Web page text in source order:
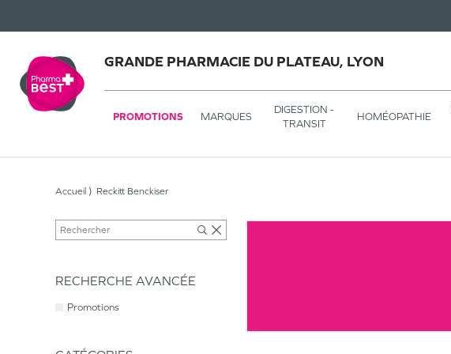
GRANDE PHARMACIE DU PLATEAU, LYON
PROMOTIONS MARQUES
DIGESTION -
TRANSIT
HOMÉOPATHIE
Accueil Reckitt Benckiser
RECHERCHE AVANCÉE
Promotions